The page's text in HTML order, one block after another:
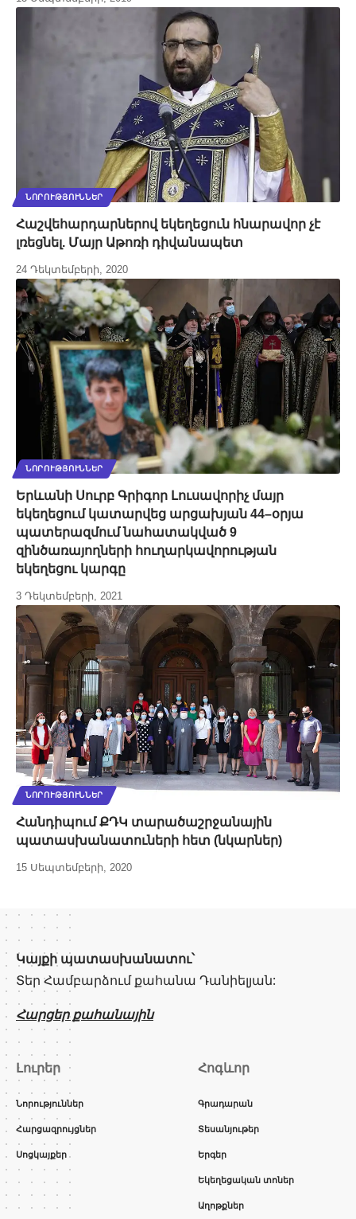
ՆՈՐՈՒԹՅՈՒՆՆԵՐ
Հաշվեհարդարներով եկեղեցուն հնարավոր չէ
լռեցնել. Մայր Աթոռի դիվանապետ
24 Դեկտեմբերի, 2020
ՆՈՐՈՒԹՅՈՒՆՆԵՐ
Երևանի Սուրբ Գրիգոր Լուսավորիչ մայր
եկեղեցում կատարվեց արցախյան 44–օրյա
պատերազմում նահատակված 9
զինծառայողների հուղարկավորության
եկեղեցու կարգը
3 Դեկտեմբերի, 2021
ՆՈՐՈՒԹՅՈՒՆՆԵՐ
Հանդիպում ՔԴԿ տարածաշրջանային
պատասխանատուների հետ (նկարներ)
15 Սեպտեմբերի, 2020
Կայքի պատասխանատու՝
Տեր Համբարձում քահանա Դանիելյան:
Հարցեր քահանային
Լուրեր
Նորություններ
Հարցազրույցներ
Սոցկայքեր
Հոգևոր
Գրադարան
Տեսանյութեր
Երգեր
Եկեղեցական տոներ
Աղոթքներ